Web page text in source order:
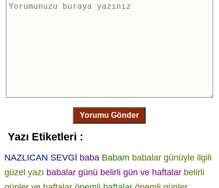
Yorumu Gönder
Yazı Etiketleri :
NAZLICAN SEVGİ baba Babam babalar günüyle ilgili
güzel yazı babalar günü belirli gün ve haftalar belirli